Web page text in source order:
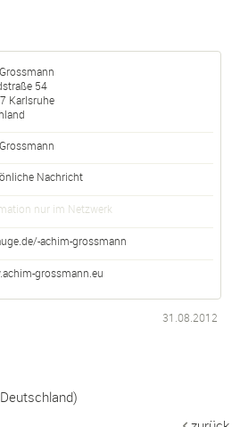
54
Karlsruhe
Grossmann
Nachricht
nur im Netzwerk
achim-grossmann
grossmann.eu
31.08.2012